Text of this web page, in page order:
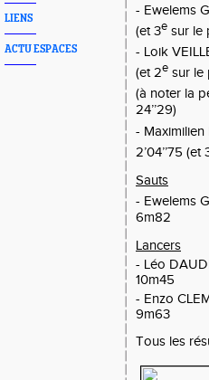
LIENS
ACTU ESPACES
- Ewelems
(et 3e sur le
- Loik
(et 2e sur le
(à noter la
24’’29)
-
2’04’’75 (et
Sauts
- Ewelems
6m82
Lancers
- Léo
10m45
- Enzo
9m63
Tous les